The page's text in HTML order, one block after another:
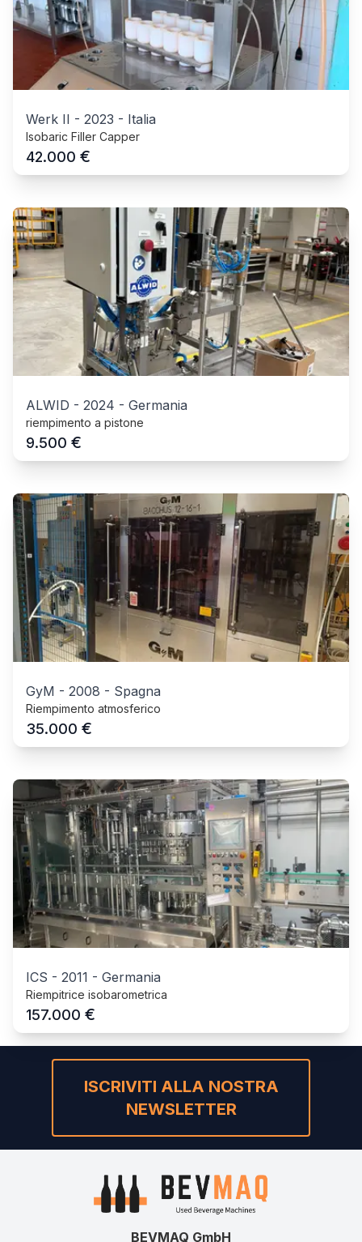
Werk II - 2023 - Italia
Isobaric Filler Capper
42.000 €
ALWID - 2024 - Germania
riempimento a pistone
9.500 €
GyM - 2008 - Spagna
Riempimento atmosferico
35.000 €
ICS - 2011 - Germania
Riempitrice isobarometrica
157.000 €
ISCRIVITI ALLA NOSTRA
NEWSLETTER
BEVMAQ GmbH